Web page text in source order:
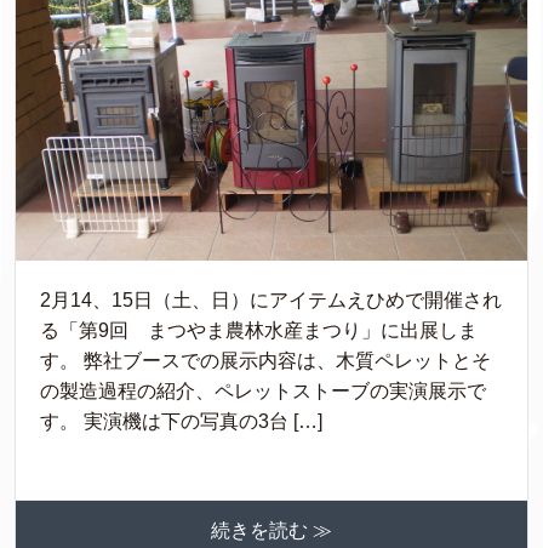
2月14、15日（土、日）にアイテムえひめで開催され
る「第9回 まつやま農林水産まつり」に出展しま
す。 弊社ブースでの展示内容は、木質ペレットとそ
の製造過程の紹介、ペレットストーブの実演展示で
す。 実演機は下の写真の3台 […]
続きを読む ≫